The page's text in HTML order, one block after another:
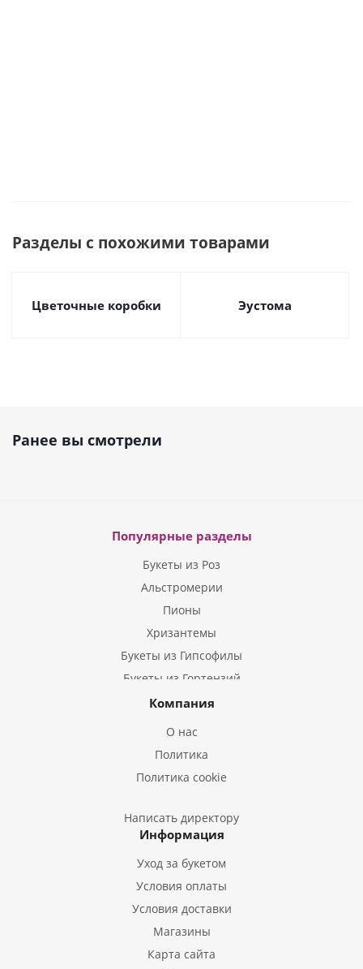
Разделы с похожими товарами
Цветочные коробки Эустома
Ранее вы смотрели
Популярные разделы
Букеты из Роз
Альстромерии
Пионы
Хризантемы
Букеты из Гипсофилы
Букеты из Гортензий
Букеты из Ирисов
Букеты из Эустом
Букеты из Гладиолусов
Букеты из Тюльпанов
Компания
О нас
Политика
Политика cookie
Написать директору
Информация
Уход за букетом
Условия оплаты
Условия доставки
Магазины
Карта сайта